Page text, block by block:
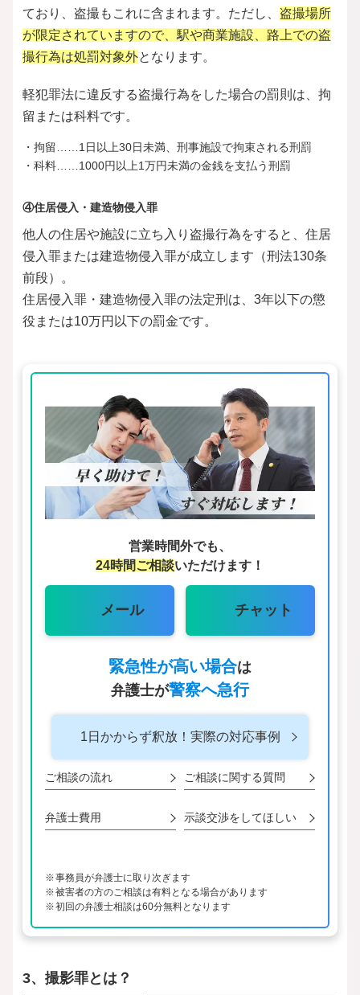
ており、盗撮もこれに含まれます。ただし、 盗撮場所
が限定されていますので、駅や商業施設、路上での盗
撮行為は処罰対象外となります。
軽犯罪法に違反する盗撮行為をした場合の罰則は、拘
留または科料です。
・拘留……1日以上30日未満、刑事施設で拘束される刑罰
・科料……1000円以上1万円未満の金銭を支払う刑罰
④住居侵入・建造物侵入罪
他人の住居や施設に立ち入り盗撮行為をすると、住居
侵入罪または建造物侵入罪が成立します（刑法130条
前段）。
住居侵入罪・建造物侵入罪の法定刑は、3年以下の懲
役または10万円以下の罰金です。
営業時間外でも、
24時間ご相談いただけます！
メール チャット
緊急性が高い場合は
弁護士が警察へ急行
1日かからず釈放！ 実際の対応事例
ご相談の流れ ご相談に関する質問
弁護士費用 示談交渉をしてほしい
事務員が弁護士に取り次ぎます
被害者の方のご相談は有料となる場合があります
初回の弁護士相談は60分無料となります
3、撮影罪とは？